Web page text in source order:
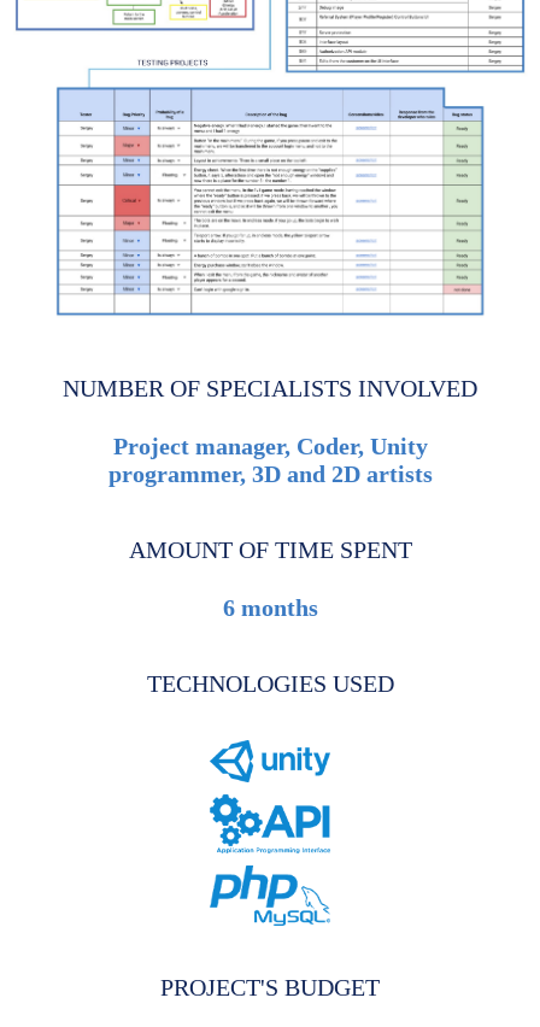
NUMBER OF SPECIALISTS INVOLVED
Project manager, Coder, Unity
programmer, 3D and 2D artists
AMOUNT OF TIME SPENT
6 months
TECHNOLOGIES USED
PROJECT'S BUDGET